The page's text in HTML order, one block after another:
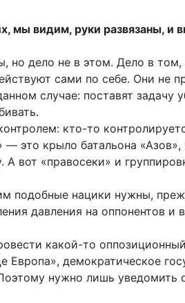
мы видим, руки развязаны, и
дело не в этом. Дело в том,
сами по себе. Они не
случае: поставят задачу
кто-то
— это крыло батальона
А вот «правосеки» и
подобные нацики нужны,
давления на оппонентов и
какой-то
Европа», демократическое
нужно лишь